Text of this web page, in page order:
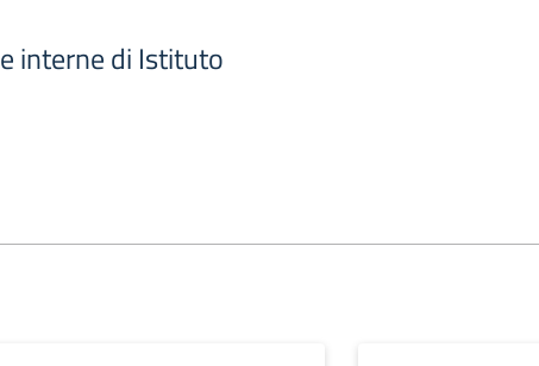
interne di Istituto